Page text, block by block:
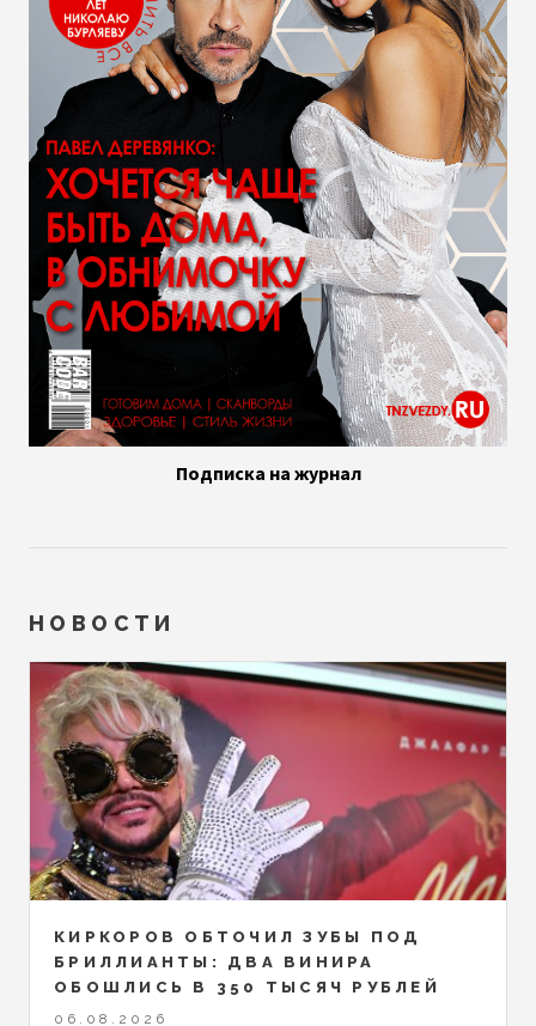
Подписка на журнал
НОВОСТИ
КИРКОРОВ ОБТОЧИЛ ЗУБЫ ПОД
БРИЛЛИАНТЫ: ДВА ВИНИРА
ОБОШЛИСЬ В 350 ТЫСЯЧ РУБЛЕЙ
06.08.2026